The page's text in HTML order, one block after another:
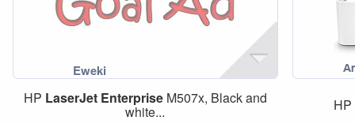
HP LaserJet EnterpriseM507x, Black and
white...